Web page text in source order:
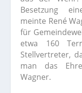
Besetzung
meinte René
für
etwa 160
Stellvertreter,
man das
Wagner.